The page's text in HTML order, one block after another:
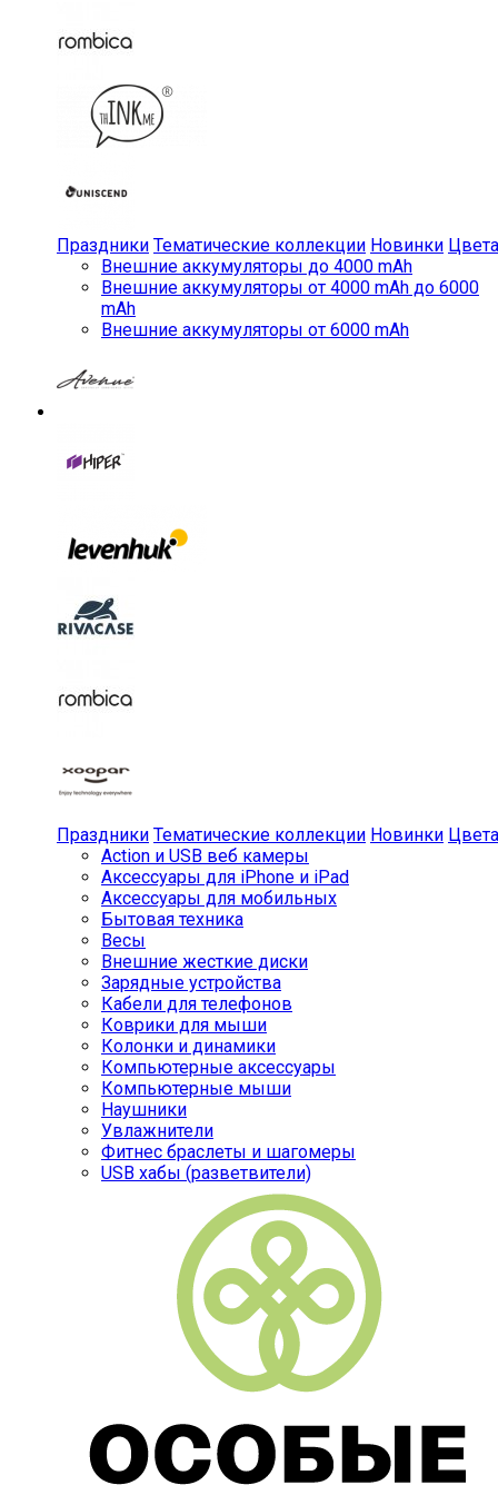
Праздники Тематические коллекции Новинки Цвета
Внешние аккумуляторы до 4000 mAh
Внешние аккумуляторы от 4000 mAh до 6000
mAh
Внешние аккумуляторы от 6000 mAh
Праздники Тематические коллекции Новинки Цвета
Action и USB веб камеры
Аксессуары для iPhone и iPad
Аксессуары для мобильных
Бытовая техника
Весы
Внешние жесткие диски
Зарядные устройства
Кабели для телефонов
Коврики для мыши
Колонки и динамики
Компьютерные аксессуары
Компьютерные мыши
Наушники
Увлажнители
Фитнес браслеты и шагомеры
USB хабы (разветвители)